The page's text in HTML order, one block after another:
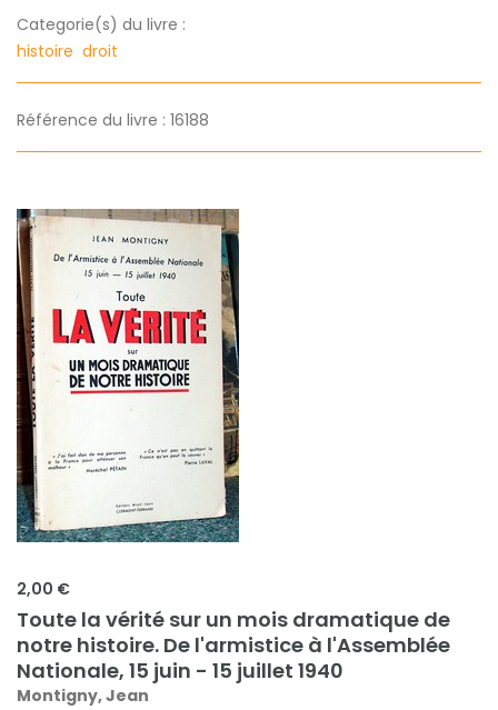
Categorie(s) du livre :
histoire droit
Référence du livre : 16188
2,00 €
Toute la vérité sur un mois dramatique de
notre histoire. De l'armistice à l'Assemblée
Nationale, 15 juin - 15 juillet 1940
Montigny, Jean